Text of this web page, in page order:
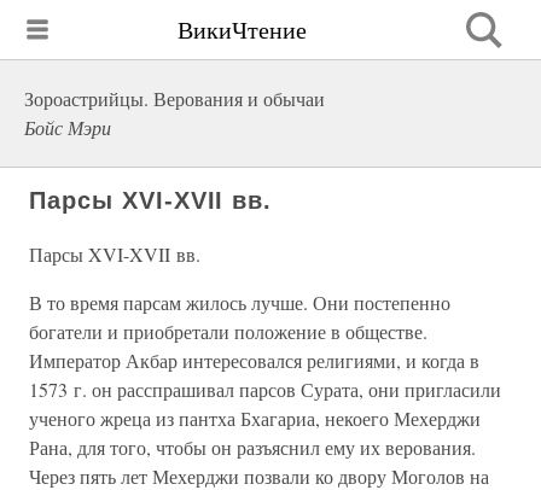
ВикиЧтение
Зороастрийцы. Верования и обычаи
Бойс Мэри
Парсы XVI-XVII вв.
Парсы XVI-XVII вв.
В то время парсам жилось лучше. Они постепенно
богатели и приобретали положение в обществе.
Император Акбар интересовался религиями, и когда в
1573 г. он расспрашивал парсов Сурата, они пригласили
ученого жреца из пантха Бхагариа, некоего Мехерджи
Рана, для того, чтобы он разъяснил ему их верования.
Через пять лет Мехерджи позвали ко двору Моголов на